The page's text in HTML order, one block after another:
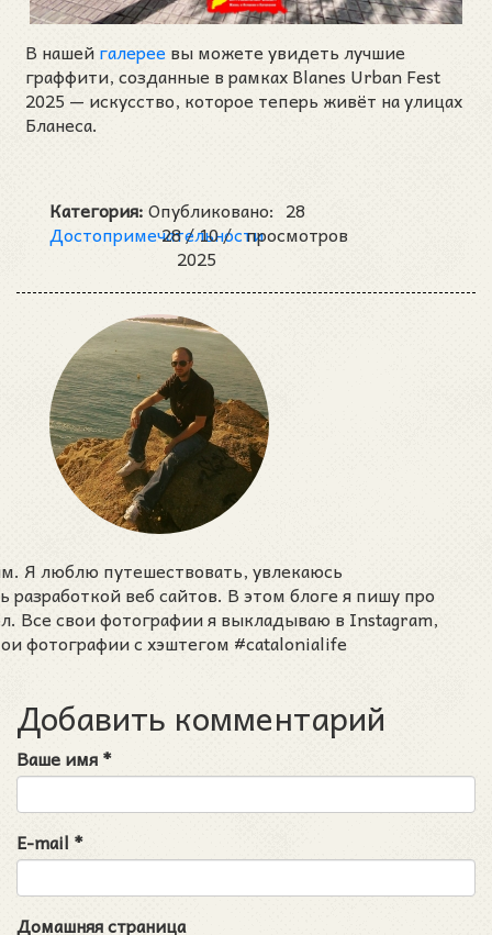
В нашейгалерее вы можете увидеть лучшие
граффити, созданные в рамках Blanes Urban Fest
2025 — искусство, которое теперь живёт на улицах
Бланеса.
Категория:
Достопримечательности
Опубликовано:
28 /10 /
2025
28
просмотров
Я люблю путешествовать, увлекаюсь
веб сайтов. В этом блоге я пишу про
Все свои фотографии я выкладываю в Instagram,
фотографии с хэштегом #catalonialife
Добавить комментарий
Ваше имя*
E-mail *
Домашняя страница